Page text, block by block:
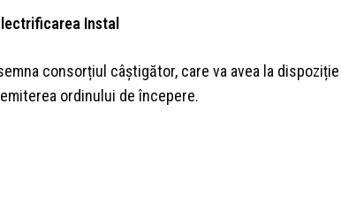
Instal
consorțiul câștigător, care va avea la dispoziție
ordinului de începere.